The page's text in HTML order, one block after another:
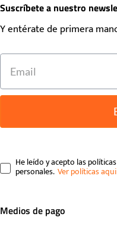
Suscríbete a nuestro
Y entérate de primera
He leído y acepto las
personales.
Medios de pago